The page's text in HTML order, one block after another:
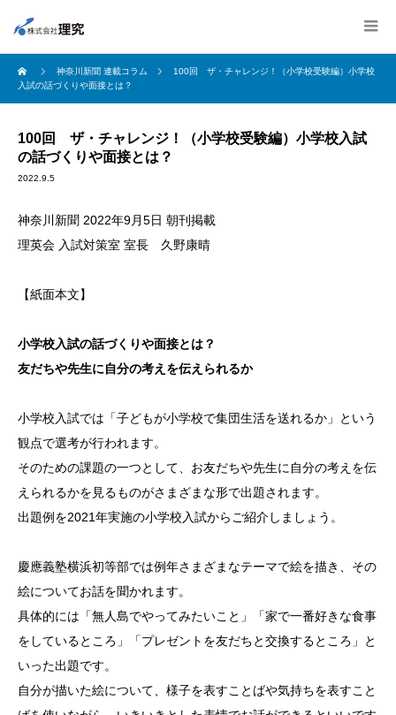
神奈川新聞 連載コラム
100回 ザ・チャレンジ！（小学校受験編）小学校
入試の話づくりや面接とは？
100回 ザ・チャレンジ！（小学校受験編）小学校入試
の話づくりや面接とは？
2022.9.5
神奈川新聞 2022年9月5日 朝刊掲載
理英会 入試対策室 室長 久野康晴
【紙面本文】
小学校入試の話づくりや面接とは？
友だちや先生に自分の考えを伝えられるか
小学校入試では「子どもが小学校で集団生活を送れるか」という
観点で選考が行われます。
そのための課題の一つとして、お友だちや先生に自分の考えを伝
えられるかを見るものがさまざまな形で出題されます。
出題例を2021年実施の小学校入試からご紹介しましょう。
慶應義塾横浜初等部では例年さまざまなテーマで絵を描き、その
絵についてお話を聞かれます。
具体的には「無人島でやってみたいこと」「家で一番好きな食事
をしているところ」「プレゼントを友だちと交換するところ」と
いった出題です。
自分が描いた絵について、様子を表すことばや気持ちを表すこと